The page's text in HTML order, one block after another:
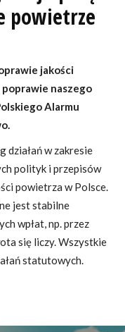
powietrze
jakości
poprawie naszego
Alarmu
działań w zakresie
polityk i przepisów
powietrza w Polsce.
jest stabilne
wpłat, np. przez
się liczy. Wszystkie
statutowych.